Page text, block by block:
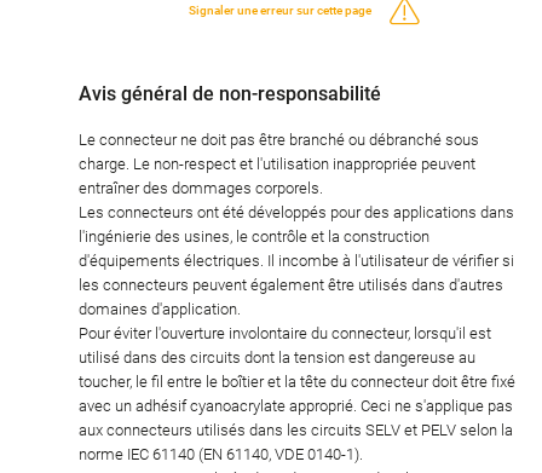
Signaler une erreur sur cette page
Avis général de non-responsabilité
Le connecteur ne doit pas être branché ou débranché sous
charge. Le non-respect et l'utilisation inappropriée peuvent
entraîner des dommages corporels.
Les connecteurs ont été développés pour des applications dans
l'ingénierie des usines, le contrôle et la construction
d'équipements électriques. Il incombe à l'utilisateur de vérifier si
les connecteurs peuvent également être utilisés dans d'autres
domaines d'application.
Pour éviter l'ouverture involontaire du connecteur, lorsqu'il est
utilisé dans des circuits dont la tension est dangereuse au
toucher, le fil entre le boîtier et la tête du connecteur doit être fixé
avec un adhésif cyanoacrylate approprié. Ceci ne s'applique pas
aux connecteurs utilisés dans les circuits SELV et PELV selon la
norme IEC 61140 (EN 61140, VDE 0140-1).